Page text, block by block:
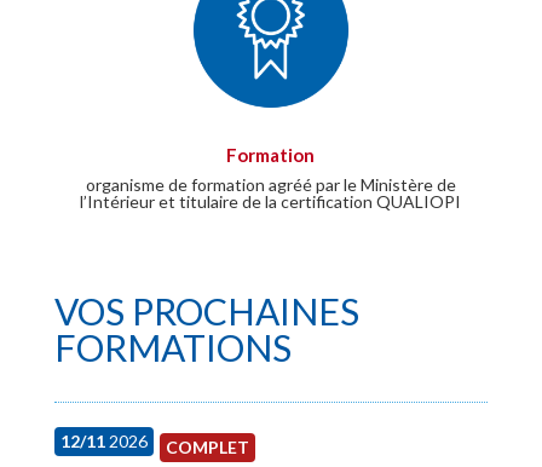
Formation
organisme de formation agréé par le Ministère de
l’Intérieur et titulaire de la certification QUALIOPI
VOS PROCHAINES
FORMATIONS
12/112026 COMPLET